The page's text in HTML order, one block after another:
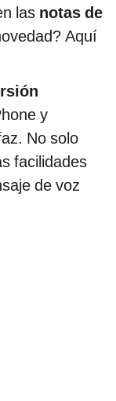
las notas de
Aquí
y
No solo
facilidades
de voz